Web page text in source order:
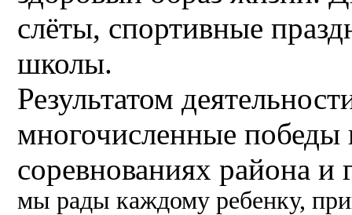
слёты, спортивные
школы.
Результатом
многочисленные победы
соревнованиях района и
мы рады каждому ребенку,